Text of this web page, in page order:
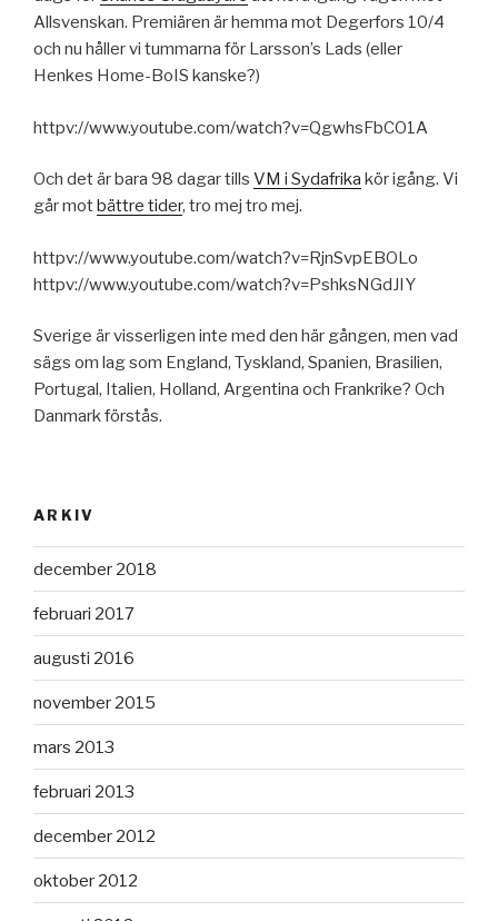
Allsvenskan. Premiären är hemma mot Degerfors 10/4
och nu håller vi tummarna för Larsson’s Lads (eller
Henkes Home-BoIS kanske?)
httpv://www.youtube.com/watch?v=QgwhsFbCO1A
Och det är bara 98 dagar tills VM i Sydafrika kör igång. Vi
går motbättre tider, tro mej tro mej.
httpv://www.youtube.com/watch?v=RjnSvpEBOLo
httpv://www.youtube.com/watch?v=PshksNGdJIY
Sverige är visserligen inte med den här gången, men vad
sägs om lag som England, Tyskland, Spanien, Brasilien,
Portugal, Italien, Holland, Argentina och Frankrike? Och
Danmark förstås.
ARKIV
december 2018
februari 2017
augusti 2016
november 2015
mars 2013
februari 2013
december 2012
oktober 2012